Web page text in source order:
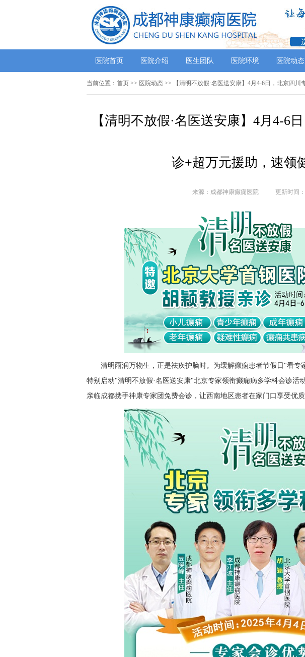
医院首页 医院介绍 医生团队 医院环境 医院动态
当前位置： 首页 >> 医院动态 >> 【清明不放假·名医送安康】4月4-6日，北京四
【清明不放假·名医送安康】4月4-6
诊+超万元援助，速领
来源：成都神康癫痫医院 更新时间
清明雨润万物生，正是祛疾护脑时。为缓解癫痫患者节假日"看专
特别启动"清明不放假·名医送安康"北京专家领衔癫痫病多学科会诊活
亲临成都携手神康专家团免费会诊，让西南地区患者在家门口享受优